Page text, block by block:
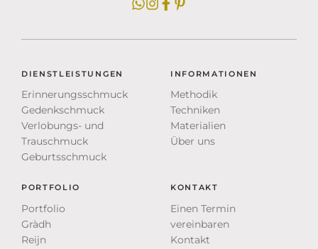
DIENSTLEISTUNGEN
Erinnerungsschmuck
Gedenkschmuck
Verlobungs- und
Trauschmuck
Geburtsschmuck
INFORMATIONEN
Methodik
Techniken
Materialien
Über uns
PORTFOLIO
Portfolio
Gràdh
Reijn
KONTAKT
Einen Termin
vereinbaren
Kontakt